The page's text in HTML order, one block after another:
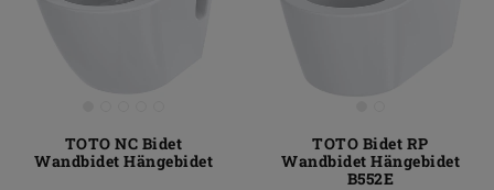
TOTO NC Bidet
Wandbidet Hängebidet
TOTO Bidet RP
Wandbidet Hängebidet
B552E